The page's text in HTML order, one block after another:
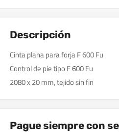
Descripción
Cinta plana para forja F 600 Fu
Control de pie tipo F 600 Fu
2080 x 20 mm, tejido sin fin
Pague siempre con